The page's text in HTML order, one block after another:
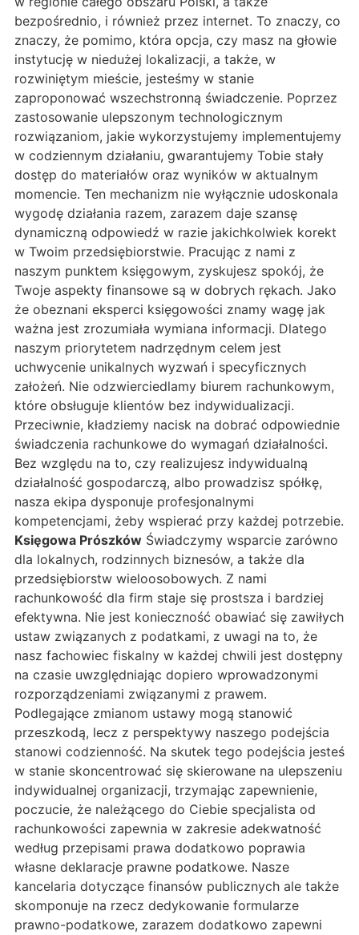
bezpośrednio, i również przez internet. To znaczy, co
znaczy, że pomimo, która opcja, czy masz na głowie
instytucję w niedużej lokalizacji, a także, w
rozwiniętym mieście, jesteśmy w stanie
zaproponować wszechstronną świadczenie. Poprzez
zastosowanie ulepszonym technologicznym
rozwiązaniom, jakie wykorzystujemy implementujemy
w codziennym działaniu, gwarantujemy Tobie stały
dostęp do materiałów oraz wyników w aktualnym
momencie. Ten mechanizm nie wyłącznie udoskonala
wygodę działania razem, zarazem daje szansę
dynamiczną odpowiedź w razie jakichkolwiek korekt
w Twoim przedsiębiorstwie. Pracując z nami z
naszym punktem księgowym, zyskujesz spokój, że
Twoje aspekty finansowe są w dobrych rękach. Jako
że obeznani eksperci księgowości znamy wagę jak
ważna jest zrozumiała wymiana informacji. Dlatego
naszym priorytetem nadrzędnym celem jest
uchwycenie unikalnych wyzwań i specyficznych
założeń. Nie odzwierciedlamy biurem rachunkowym,
które obsługuje klientów bez indywidualizacji.
Przeciwnie, kładziemy nacisk na dobrać odpowiednie
świadczenia rachunkowe do wymagań działalności.
Bez względu na to, czy realizujesz indywidualną
działalność gospodarczą, albo prowadzisz spółkę,
nasza ekipa dysponuje profesjonalnymi
kompetencjami, żeby wspierać przy każdej potrzebie.
Księgowa Prószków Świadczymy wsparcie zarówno
dla lokalnych, rodzinnych biznesów, a także dla
przedsiębiorstw wieloosobowych. Z nami
rachunkowość dla firm staje się prostsza i bardziej
efektywna. Nie jest konieczność obawiać się zawiłych
ustaw związanych z podatkami, z uwagi na to, że
nasz fachowiec fiskalny w każdej chwili jest dostępny
na czasie uwzględniając dopiero wprowadzonymi
rozporządzeniami związanymi z prawem.
Podlegające zmianom ustawy mogą stanowić
przeszkodą, lecz z perspektywy naszego podejścia
stanowi codzienność. Na skutek tego podejścia jesteś
w stanie skoncentrować się skierowane na ulepszeniu
indywidualnej organizacji, trzymając zapewnienie,
poczucie, że należącego do Ciebie specjalista od
rachunkowości zapewnia w zakresie adekwatność
według przepisami prawa dodatkowo poprawia
własne deklaracje prawne podatkowe. Nasze
kancelaria dotyczące finansów publicznych ale także
skomponuje na rzecz dedykowanie formularze
prawno-podatkowe, zarazem dodatkowo zapewni